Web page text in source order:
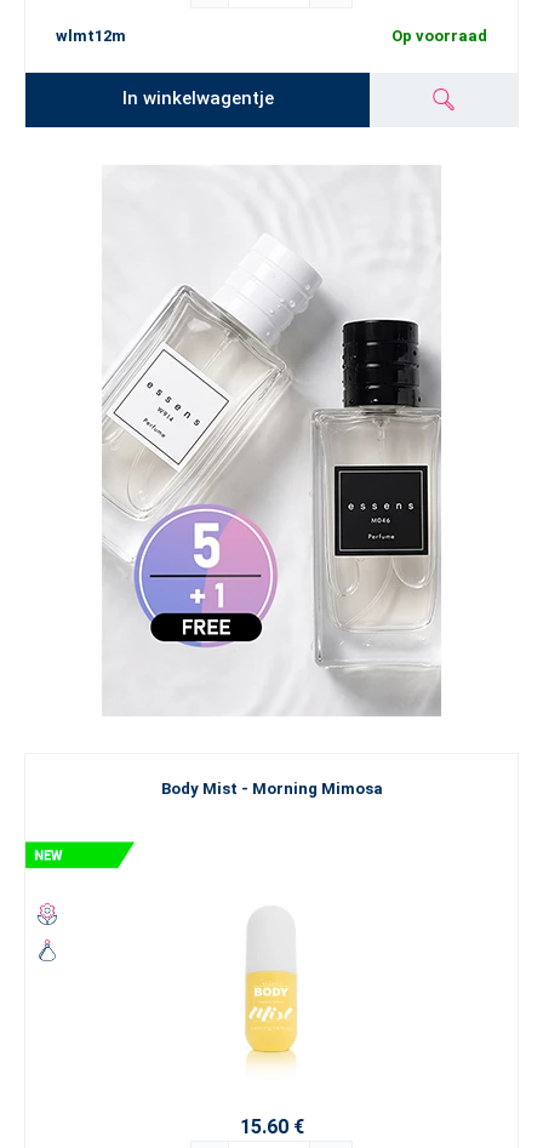
wlmt12m Op voorraad
In winkelwagentje
Body Mist - Morning Mimosa
15.60 €